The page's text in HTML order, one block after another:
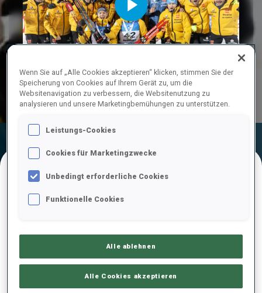
Play
Video
ENDERGEBNISE
REES
GER 0 0 0 1 51:27.2
Wenn Sie auf „Alle Cookies akzeptieren“ klicken, stimmen Sie der
Speicherung von Cookies auf Ihrem Gerät zu, um die
Websitenavigation zu verbessern, die Websitenutzung zu
analysieren und unsere Marketingbemühungen zu unterstützen.
Leistungs-Cookies
Cookies für Marketingzwecke
Unbedingt erforderliche Cookies
Funktionelle Cookies
Alle ablehnen
Alle Cookies akzeptieren